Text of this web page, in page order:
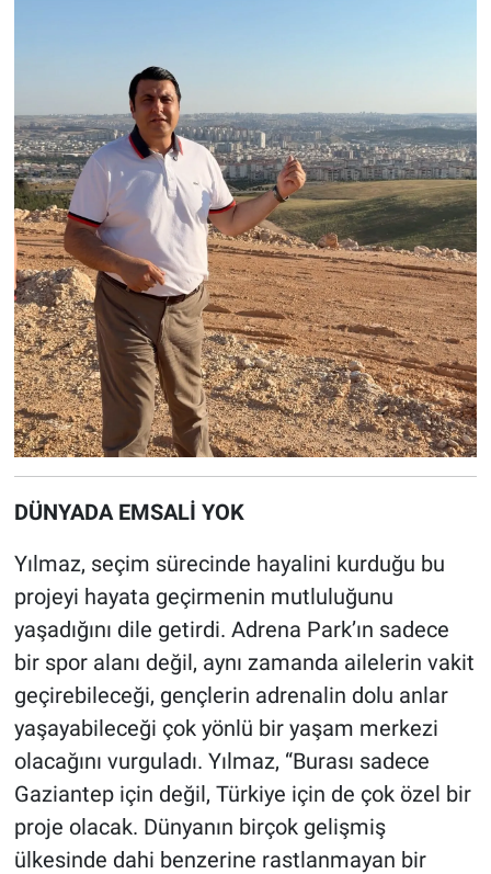
DÜNYADA EMSALİ YOK
Yılmaz, seçim sürecinde hayalini kurduğu bu
projeyi hayata geçirmenin mutluluğunu
yaşadığını dile getirdi. Adrena Park’ın sadece
bir spor alanı değil, aynı zamanda ailelerin vakit
geçirebileceği, gençlerin adrenalin dolu anlar
yaşayabileceği çok yönlü bir yaşam merkezi
olacağını vurguladı. Yılmaz, “Burası sadece
Gaziantep için değil, Türkiye için de çok özel bir
proje olacak. Dünyanın birçok gelişmiş
ülkesinde dahi benzerine rastlanmayan bir